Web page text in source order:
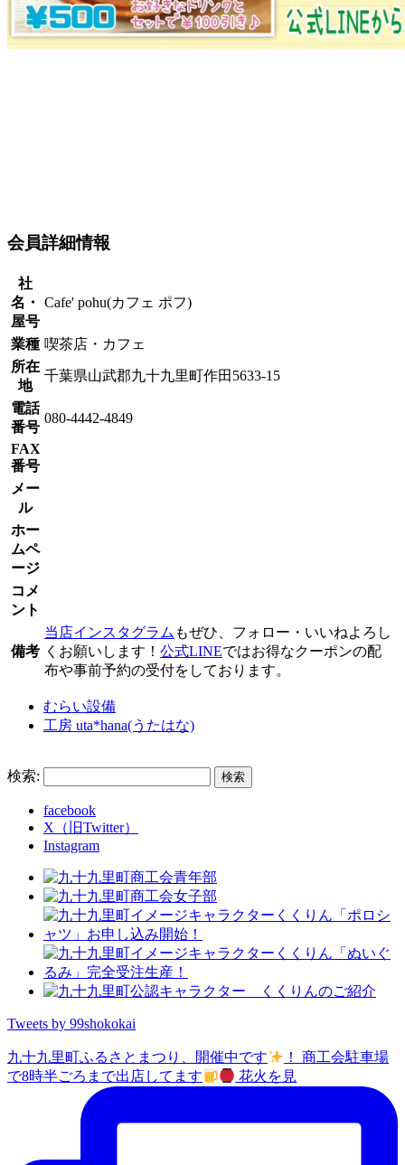
会員詳細情報
社
名・
屋号
Cafe' pohu(カフェ ポフ)
業種 喫茶店・カフェ
所在
地
千葉県山武郡九十九里町作田5633-15
電話
番号
080-4442-4849
FAX
番号
メー
ル
ホー
ムペ
ージ
コメ
ント
備考
当店インスタグラム もぜひ、フォロー・いいねよろし
くお願いします！ 公式LINEではお得なクーポンの配
布や事前予約の受付をしております。
むらい設備
工房 uta*hana(うたはな)
検索:
facebook
X（旧Twitter）
Instagram
Tweets by 99shokokai
九十九里町ふるさとまつり、開催中です
！ 商工会駐車場
で8時半ごろまで出店してます
花火を見